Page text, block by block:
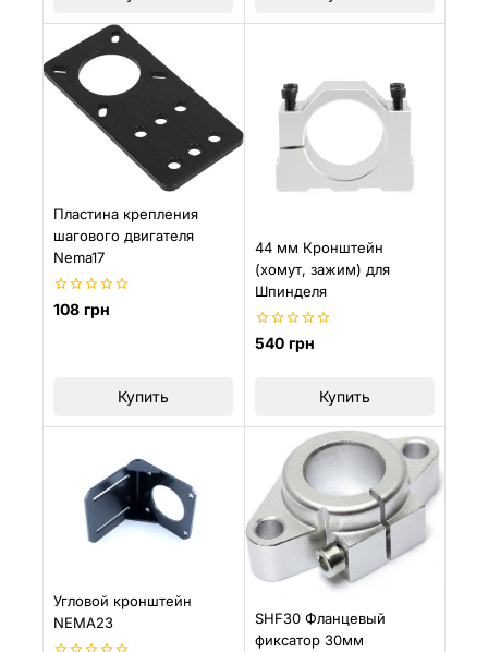
Пластина крепления
шагового двигателя
Nema17
0
108 грн
Купить
44 мм Кронштейн
(хомут, зажим) для
Шпинделя
0
540 грн
Купить
Угловой кронштейн
NEMA23
SHF30 Фланцевый
фиксатор 30мм